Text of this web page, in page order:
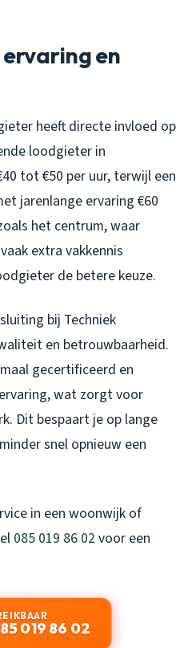
en
heeft directe invloed op
loodgieter in
tot €50 per uur, terwijl een
jarenlange ervaring €60
het centrum, waar
extra vakkennis
de betere keuze.
bij Techniek
en betrouwbaarheid.
gecertificeerd en
wat zorgt voor
Dit bespaart je op lange
snel opnieuw een
in een woonwijk of
085 019 86 02 voor een
019 86 02